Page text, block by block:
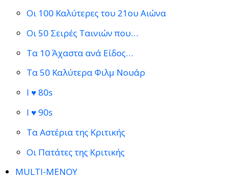
Οι 100 Καλύτερες του 21ου Αιώνα
Οι 50 Σειρές Ταινιών που…
Τα 10 Άχαστα ανά Είδος…
Τα 50 Καλύτερα Φιλμ Νουάρ
I ♥ 80s
I ♥ 90s
Τα Αστέρια της Κριτικής
Οι Πατάτες της Κριτικής
MULTI-ΜΕΝΟΥ